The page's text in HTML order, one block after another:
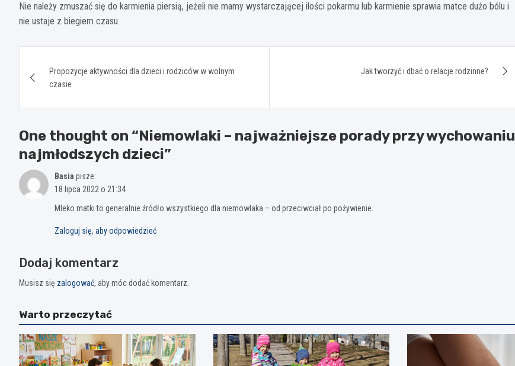
Nie należy zmuszać się do karmienia piersią, jeżeli nie mamy wystarczającej ilości pokarmu lub karmienie sprawia matce dużo bólu i
nie ustaje z biegiem czasu.
wpisuPropozycje aktywności dla dzieci i rodziców w wolnym
czasie
Jak tworzyć i dbać o relacje rodzinne?
One thought on “Niemowlaki – najważniejsze porady przy wychowaniu
najmłodszych dzieci”
Basia pisze:
18 lipca 2022 o 21:34
Mleko matki to generalnie źródło wszystkiego dla niemowlaka – od przeciwciał po pożywienie.
Zaloguj się, aby odpowiedzieć
Dodaj komentarz
Musisz się zalogować, aby móc dodać komentarz.
Warto przeczytać